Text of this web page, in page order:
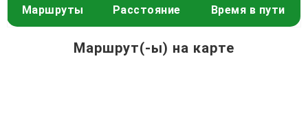
Маршруты Расстояние Время в пути
Маршрут(-ы) на карте